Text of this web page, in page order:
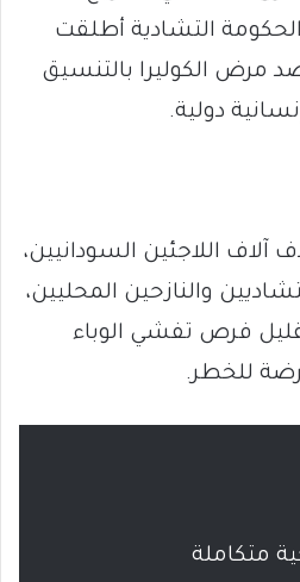
أن الحكومة التشادية أطلقت
الكوليرا بالتنسيق
دولية.
آلاف اللاجئين السودانيين،
والنازحين المحليين،
فرص تفشي الوباء
للخطر.
متكاملة